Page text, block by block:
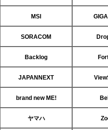
MSI
SORACOM
Backlog
JAPANNEXT
brand new ME!
ヤマハ